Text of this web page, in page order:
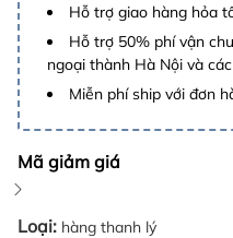
Hỗ trợ giao hàng hỏa
Hỗ trợ 50% phí vận
ngoại thành Hà Nội và
Miễn phí ship với đơn
Mã giảm giá
Loại: hàng thanh lý